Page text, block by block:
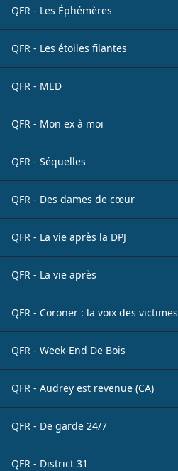
QFR - Les Éphémères
QFR - Les étoiles filantes
QFR - MED
QFR - Mon ex à moi
QFR - Séquelles
QFR - Des dames de cœur
QFR - La vie après la DPJ
QFR - La vie après
QFR - Coroner : la voix des victimes
QFR - Week-End De Bois
QFR - Audrey est revenue (CA)
QFR - De garde 24/7
QFR - District 31